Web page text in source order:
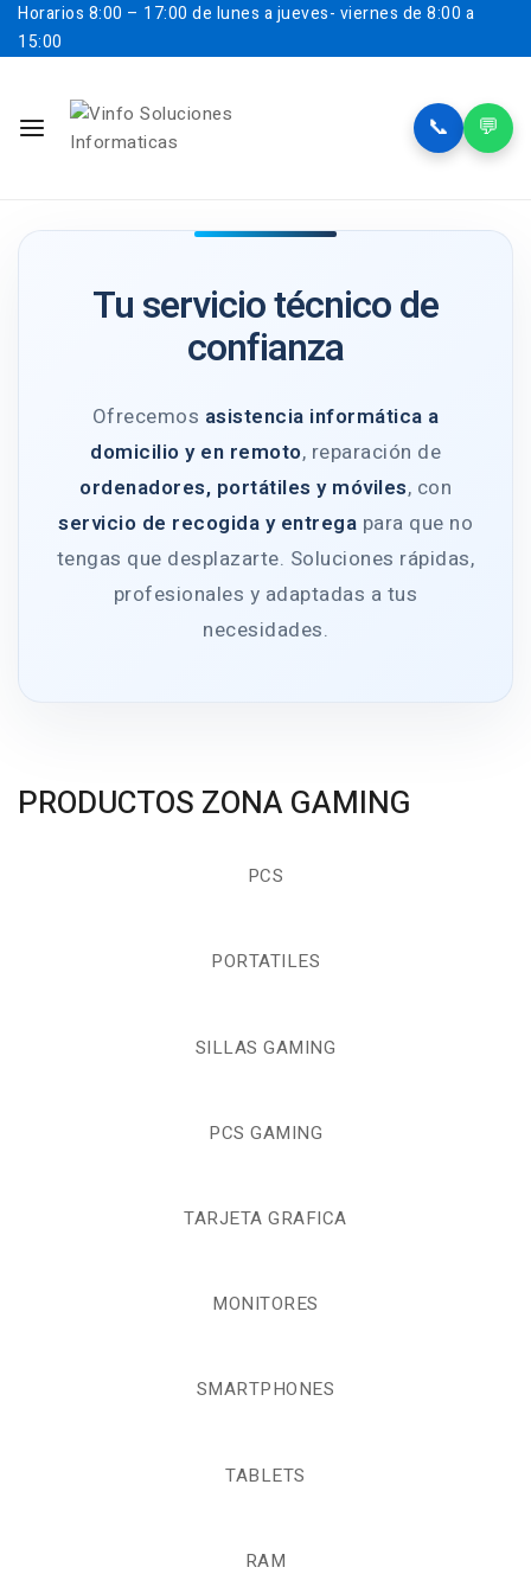
Horarios 8:00 – 17:00 de lunes a jueves- viernes de 8:00 a
15:00
📞 💬
Tu servicio técnico de
confianza
Ofrecemos asistencia informática a
domicilio y en remoto, reparación de
ordenadores, portátiles y móviles, con
servicio de recogida y entrega para que no
tengas que desplazarte. Soluciones rápidas,
profesionales y adaptadas a tus
necesidades.
PRODUCTOS ZONA GAMING
PCS
PORTATILES
SILLAS GAMING
PCS GAMING
TARJETA GRAFICA
MONITORES
SMARTPHONES
TABLETS
RAM